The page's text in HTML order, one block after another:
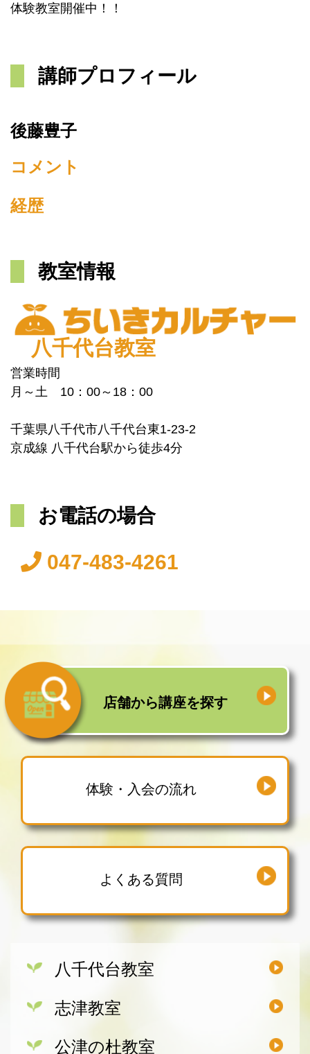
体験教室開催中！！
講師プロフィール
後藤豊子
コメント
経歴
教室情報
八千代台教室
営業時間
月～土 10：00～18：00
千葉県八千代市八千代台東1-23-2
京成線 八千代台駅から徒歩4分
お電話の場合
047-483-4261
店舗から講座を探す
体験・入会の流れ
よくある質問
八千代台教室
志津教室
公津の杜教室